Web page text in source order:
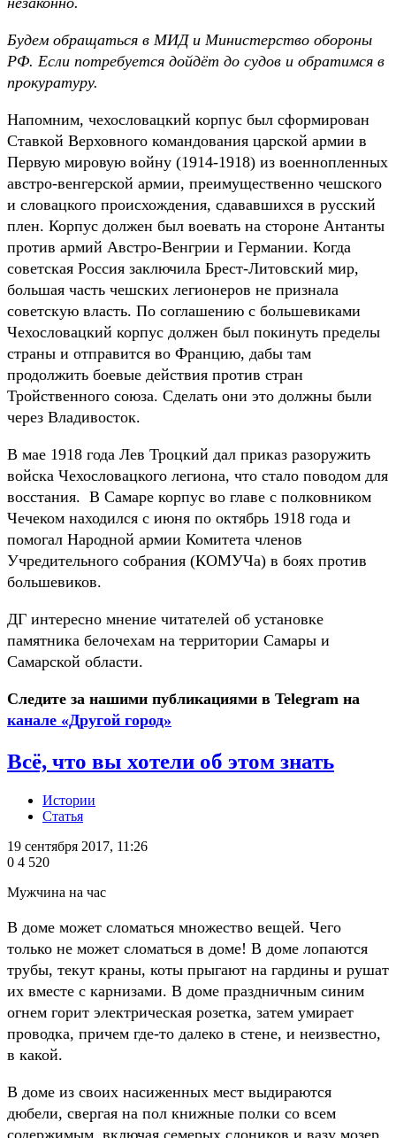
Будем обращаться в МИД и Министерство обороны
РФ. Если потребуется дойдёт до судов и обратимся в
прокуратуру.
Напомним, чехословацкий корпус был сформирован
Ставкой Верховного командования царской армии в
Первую мировую войну (1914-1918) из военнопленных
австро-венгерской армии, преимущественно чешского
и словацкого происхождения, сдававшихся в русский
плен. Корпус должен был воевать на стороне Антанты
против армий Австро-Венгрии и Германии. Когда
советская Россия заключила Брест-Литовский мир,
большая часть чешских легионеров не признала
советскую власть. По соглашению с большевиками
Чехословацкий корпус должен был покинуть пределы
страны и отправится во Францию, дабы там
продолжить боевые действия против стран
Тройственного союза. Сделать они это должны были
через Владивосток.
В мае 1918 года Лев Троцкий дал приказ разоружить
войска Чехословацкого легиона, что стало поводом для
восстания. В Самаре корпус во главе с полковником
Чечеком находился с июня по октябрь 1918 года и
помогал Народной армии Комитета членов
Учредительного собрания (КОМУЧа) в боях против
большевиков.
ДГ интересно мнение читателей об установке
памятника белочехам на территории Самары и
Самарской области.
Следите за нашими публикациями в Telegram на
канале «Другой город»
Всё, что вы хотели об этом знать
Истории
Статья
19 сентября 2017, 11:26
0 4 520
Мужчина на час
В доме может сломаться множество вещей. Чего
только не может сломаться в доме! В доме лопаются
трубы, текут краны, коты прыгают на гардины и рушат
их вместе с карнизами. В доме праздничным синим
огнем горит электрическая розетка, затем умирает
проводка, причем где-то далеко в стене, и неизвестно,
в какой.
В доме из своих насиженных мест выдираются
дюбели, свергая на пол книжные полки со всем
содержимым, включая семерых слоников и вазу мозер.